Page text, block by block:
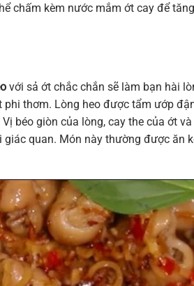
chấm kèm nước mắm ớt cay để
với sả ớt chắc chắn sẽ làm bạn hài
thơm. Lòng heo được tẩm ướp
béo giòn của lòng, cay the của ớt
quan. Món này thường được ăn